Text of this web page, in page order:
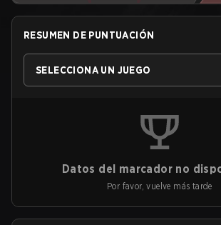
RESUMEN DE PUNTUACIÓN
SELECCIONA UN JUEGO
Datos del marcador no
Por favor, vuelve más tarde